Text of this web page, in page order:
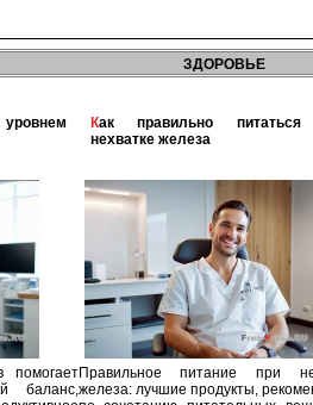
ЗДОРОВЬЕ
помогает
баланс,
Как правильно питаться при
нехватке железа
Правильное питание при
железа: лучшие продукты,